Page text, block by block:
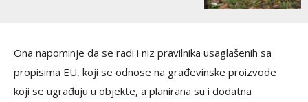
Ona napominje da se radi i niz pravilnika usaglašenih sa
propisima EU, koji se odnose na građevinske proizvode
koji se ugrađuju u objekte, a planirana su i dodatna